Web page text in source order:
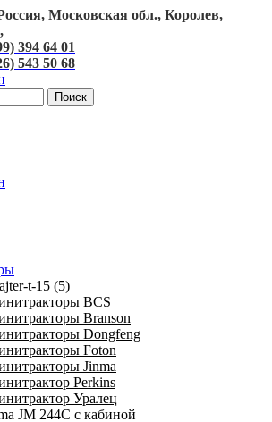
Московская обл., Королев,
394 64 01
543 50 68
Поиск
BCS
Branson
Dongfeng
Foton
Jinma
Perkins
Уралец